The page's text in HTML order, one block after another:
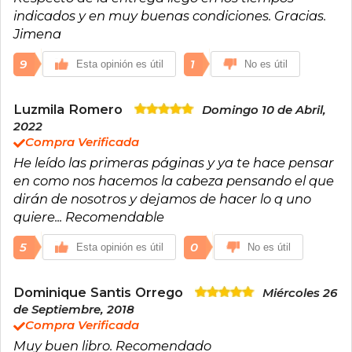
indicados y en muy buenas condiciones. Gracias.
Jimena
9 Esta opinión es útil 1 No es útil
Luzmila Romero
Domingo 10 de Abril,
2022
Compra Verificada
He leído las primeras páginas y ya te hace pensar
en como nos hacemos la cabeza pensando el que
dirán de nosotros y dejamos de hacer lo q uno
quiere... Recomendable
5 Esta opinión es útil 0 No es útil
Dominique Santis Orrego
Miércoles 26
de Septiembre, 2018
Compra Verificada
Muy buen libro. Recomendado